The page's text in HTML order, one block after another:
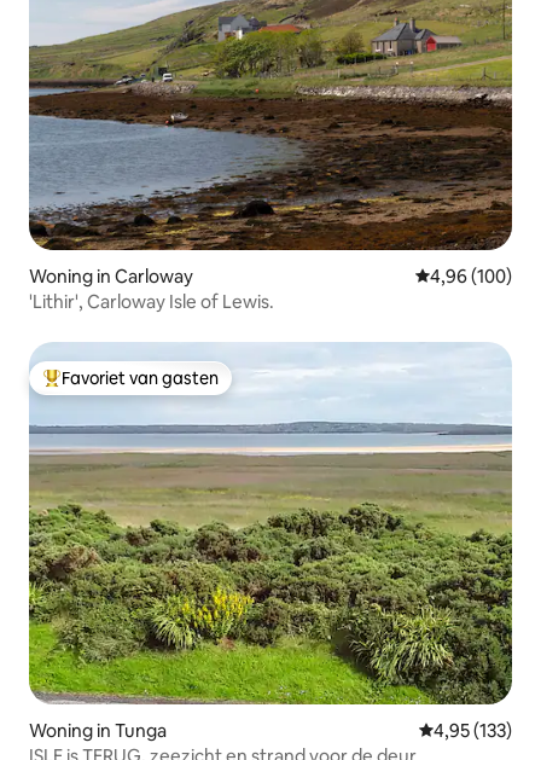
Woning in Carloway Gemiddelde
4,96 (100)
'Lithir', Carloway Isle of Lewis.
Topfavoriet van gasten
Favoriet van gasten
Woning in Tunga Gemiddelde
4,95 (133)